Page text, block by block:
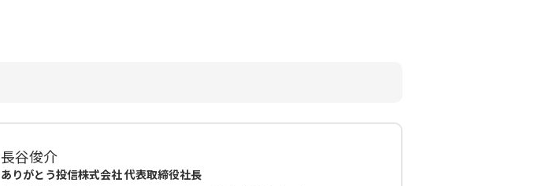
長谷俊介
ありがとう投信株式会社 代表取締役社長